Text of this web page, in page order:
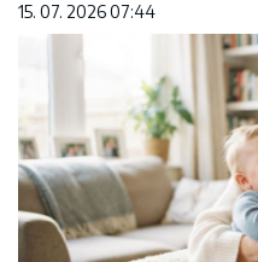
15. 07. 2026 07:44